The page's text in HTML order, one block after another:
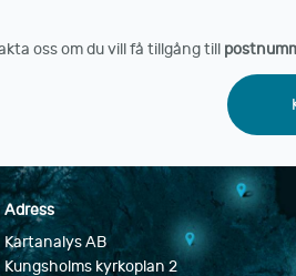
oss om du vill få tillgång till
Adress
Kartanalys AB
Kungsholms kyrkoplan 2